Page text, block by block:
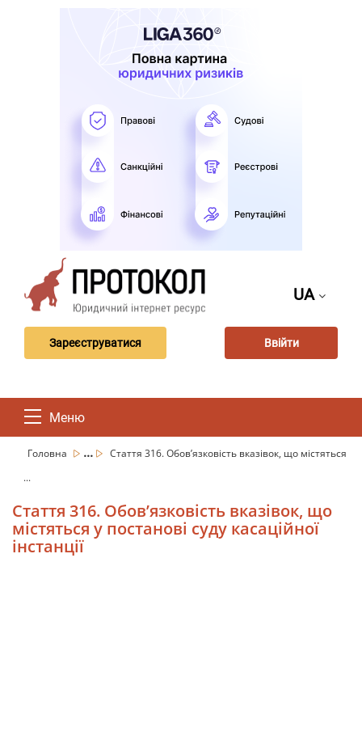
UA
Зареєструватися Ввійти
Меню
Головна ...
Стаття 316. Обов’язковість вказівок, що містяться
...
Стаття 316. Обов’язковість вказівок, що
містяться у постанові суду касаційної
інстанції